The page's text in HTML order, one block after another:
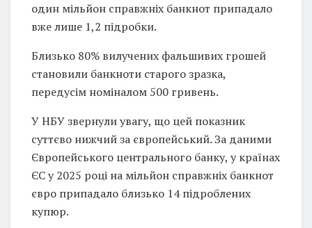
один мільйон справжніх банкнот припадало
вже лише 1,2 підробки.
Близько 80% вилучених фальшивих грошей
становили банкноти старого зразка,
передусім номіналом 500 гривень.
У НБУ звернули увагу, що цей показник
суттєво нижчий за європейський. За даними
Європейського центрального банку, у країнах
ЄС у 2025 році на мільйон справжніх банкнот
євро припадало близько 14 підроблених
купюр.